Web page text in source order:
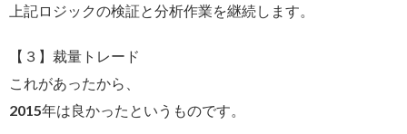
上記ロジックの検証と分析作業を継続します。
【３】裁量トレード
これがあったから、
2015年は良かったというものです。